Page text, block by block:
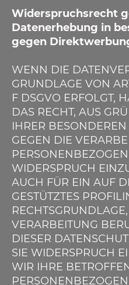
Widerspruchsrecht
Datenerhebung in
gegen
WENN DIE
GRUNDLAGE VON
F DSGVO ERFOLGT,
DAS RECHT, AUS
IHRER
GEGEN DIE
WIDERSPRUCH
AUCH FÜR EIN AUF
GESTÜTZTES
VERARBEITUNG
DIESER
SIE WIDERSPRUCH
WIR IHRE